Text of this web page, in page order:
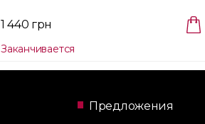
1 440 грн
Заканчивается
Предложения